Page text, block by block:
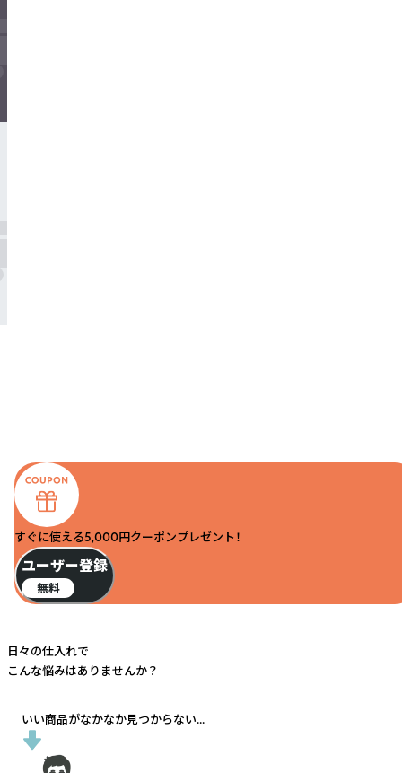
すぐに使える5,000円クーポンプレゼント！
ユーザー登録
無料
日々の仕入れで
こんな悩みはありませんか？
いい商品がなかなか見つからない...